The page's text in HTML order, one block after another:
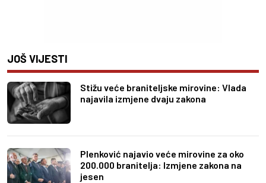
JOŠ VIJESTI
Stižu veće braniteljske mirovine: Vlada
najavila izmjene dvaju zakona
Plenković najavio veće mirovine za oko
200.000 branitelja: Izmjene zakona na
jesen